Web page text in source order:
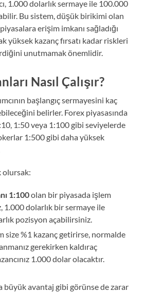
1.000 dolarlık sermaye ile 100.000
Bu sistem, düşük birikimi olan
erişim imkanı sağladığı
yüksek kazanç fırsatı kadar riskleri
unutmamak önemlidir.
Nasıl Çalışır?
başlangıç sermayesini kaç
belirler. Forex piyasasında
1:50 veya 1:100 gibi seviyelerde
1:500 gibi daha yüksek
olursak:
1:100olan bir piyasada işlem
1.000 dolarlık bir sermaye ile
pozisyon açabilirsiniz.
size %1 kazanç getirirse, normalde
gerekirken kaldıraç
1.000 dolar olacaktır.
büyük avantaj gibi görünse de zarar